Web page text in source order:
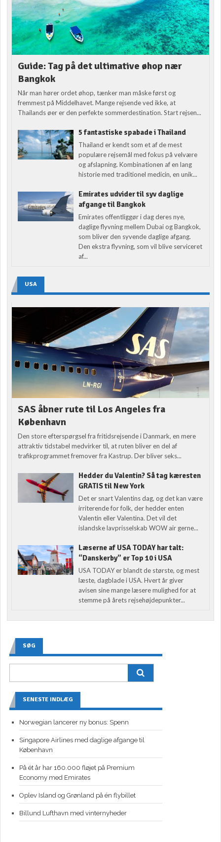
Guide: Tag på det ultimative øhop nær
Bangkok
Når man hører ordet øhop, tænker man måske først og
fremmest på Middelhavet. Mange rejsende ved ikke, at
Thailands øer er den perfekte sommerdestination. Start rejsen...
5 fantastiske spabade i Thailand
Thailand er kendt som et af de mest
populære rejsemål med fokus på velvære
og afslapning. Kombinationen af en lang
historie med traditionel medicin, en unik...
Emirates udvider til syv daglige
afgange til Bangkok
Emirates offentliggør i dag deres nye,
daglige flyvning mellem Dubai og Bangkok,
som bliver den syvende daglige afgang.
Den ekstra flyvning, som vil blive serviceret
af...
USA
SAS åbner rute til Los Angeles fra
København
Den store efterspørgsel fra fritidsrejsende i Danmark, en mere
attraktiv tidstabel medvirker til, at ruten bliver en del af
trafikprogrammet fremover fra Kastrup. Der bliver seks...
Hedder du Valentin? Så tag kæresten
GRATIS til New York
Det er snart Valentins dag, og det kan være
irriterende for folk, der hedder enten
Valentin eller Valentina. Det vil det
islandske lavprisselskab WOW air gerne...
Læserne af USA TODAY har talt:
“Danskerby” er Top 10 i USA
USA TODAY er blandt de største, og mest
læste, dagblade i USA. Hvert år giver
avisen sine mange læsere mulighed for at
stemme på årets rejsehøjdepunkter...
SØG
SENESTE INDLÆG
Norwegian lancerer ny bonus: Spenn
Singapore Airlines med daglige afgange til
København
På ét år har 160.000 fløjet på Premium
Economy med Emirates
Oplev Island og Grønland på én flybillet
Billund Lufthavn med vinternyheder